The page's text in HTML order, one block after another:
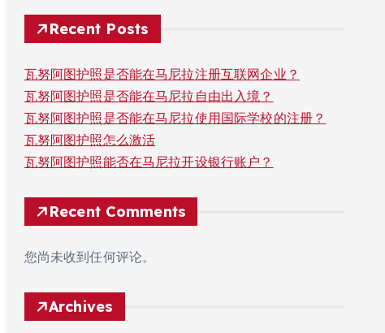
Recent Posts
瓦努阿图护照是否能在马尼拉注册互联网企业？
瓦努阿图护照是否能在马尼拉自由出入境？
瓦努阿图护照是否能在马尼拉使用国际学校的注册？
瓦努阿图护照怎么激活
瓦努阿图护照能否在马尼拉开设银行账户？
Recent Comments
您尚未收到任何评论。
Archives